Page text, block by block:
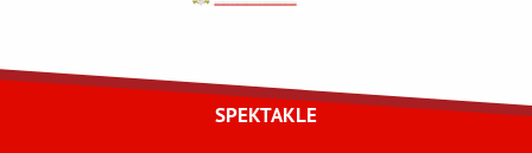
SPEKTAKLE